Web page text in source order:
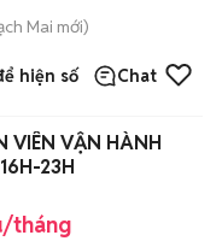
Mai mới)
hiện số Chat
VIÊN VẬN HÀNH
23H
tháng